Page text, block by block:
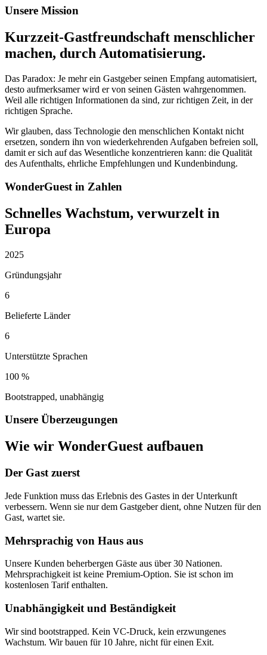
Unsere Mission
Kurzzeit-Gastfreundschaft menschlicher
machen, durch Automatisierung.
Das Paradox: Je mehr ein Gastgeber seinen Empfang automatisiert,
desto aufmerksamer wird er von seinen Gästen wahrgenommen.
Weil alle richtigen Informationen da sind, zur richtigen Zeit, in der
richtigen Sprache.
Wir glauben, dass Technologie den menschlichen Kontakt nicht
ersetzen, sondern ihn von wiederkehrenden Aufgaben befreien soll,
damit er sich auf das Wesentliche konzentrieren kann: die Qualität
des Aufenthalts, ehrliche Empfehlungen und Kundenbindung.
WonderGuest in Zahlen
Schnelles Wachstum, verwurzelt in
Europa
2025
Gründungsjahr
6
Belieferte Länder
6
Unterstützte Sprachen
100 %
Bootstrapped, unabhängig
Unsere Überzeugungen
Wie wir WonderGuest aufbauen
Der Gast zuerst
Jede Funktion muss das Erlebnis des Gastes in der Unterkunft
verbessern. Wenn sie nur dem Gastgeber dient, ohne Nutzen für den
Gast, wartet sie.
Mehrsprachig von Haus aus
Unsere Kunden beherbergen Gäste aus über 30 Nationen.
Mehrsprachigkeit ist keine Premium-Option. Sie ist schon im
kostenlosen Tarif enthalten.
Unabhängigkeit und Beständigkeit
Wir sind bootstrapped. Kein VC-Druck, kein erzwungenes
Wachstum. Wir bauen für 10 Jahre, nicht für einen Exit.